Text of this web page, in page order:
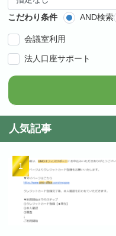
こだわり条件 AND検索
会議室利用
法人口座サポート
人気記事